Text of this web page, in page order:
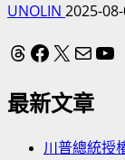
UNOLIN 2025-
Threads
Facebook
X 電子郵件
最新文章
川普總統授